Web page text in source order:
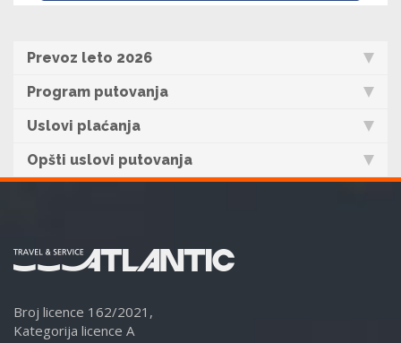
Prevoz leto 2026
Program putovanja
Uslovi plaćanja
Opšti uslovi putovanja
Broj licence 162/2021,
Kategorija licence A